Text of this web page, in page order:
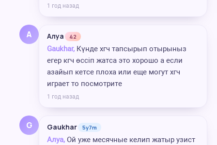
1 год назад
А Алуа 42
Gaukhar, Күнде хгч тапсырып отырыныз
егер кгч өссіп жатса это хорошо а если
азайып кетсе плоха или еще могут хгч
играет то посмотрите
1 год назад
G Gaukhar 5y7m
Алуа, Ой уже месячные келип жатыр узист